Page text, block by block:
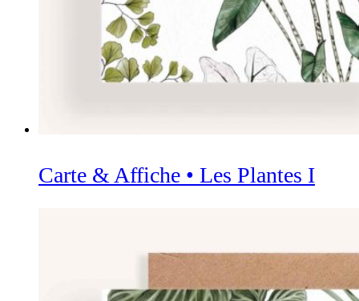
Carte & Affiche • Les Plantes I